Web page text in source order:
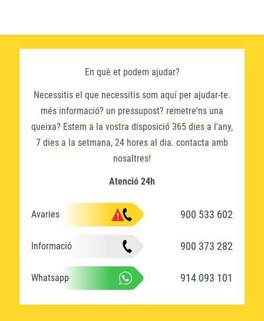
En què et podem ajudar?
Necessitis el que necessitis som aquí per ajudar-te.
més informació? un pressupost? remetre'ns una
queixa? Estem a la vostra disposició 365 dies a l'any,
7 dies a la setmana, 24 hores al dia. contacta amb
nosaltres!
Atenció 24h
Avaries 900 533 602
Informació 900 373 282
Whatsapp 914 093 101